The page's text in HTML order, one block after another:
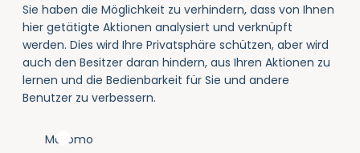
Sie haben die Möglichkeit zu verhindern, dass von Ihnen
hier getätigte Aktionen analysiert und verknüpft
werden. Dies wird Ihre Privatsphäre schützen, aber wird
auch den Besitzer daran hindern, aus Ihren Aktionen zu
lernen und die Bedienbarkeit für Sie und andere
Benutzer zu verbessern.
Matomo